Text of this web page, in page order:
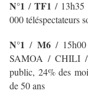
N°1 /TF1 /
000 téléspectateurs
N°1/ M6 /
SAMOA / CHILI /
public, 24% des
de 50 ans